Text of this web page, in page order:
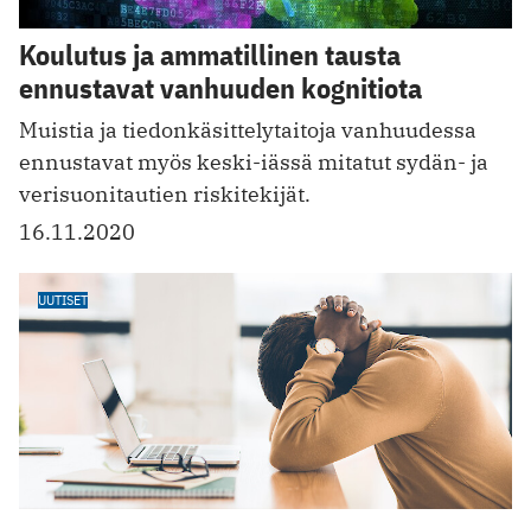
Koulutus ja ammatillinen tausta
ennustavat vanhuuden kognitiota
Muistia ja tiedonkäsittelytaitoja vanhuudessa
ennustavat myös keski-iässä mitatut sydän- ja
verisuonitautien riskitekijät.
16.11.2020
UUTISET